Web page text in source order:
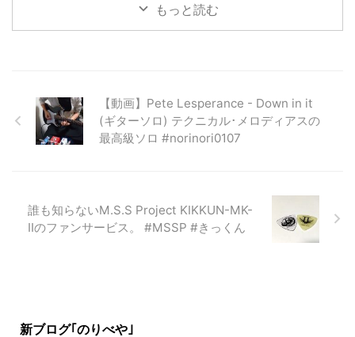
もっと読む
【動画】Pete Lesperance - Down in it
(ギターソロ) テクニカル･メロディアスの
最高級ソロ #norinori0107
誰も知らないM.S.S Project KIKKUN-MK-
Ⅱのファンサービス。 #MSSP #きっくん
新ブログ｢のりべや｣